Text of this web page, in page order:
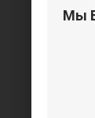
Мы